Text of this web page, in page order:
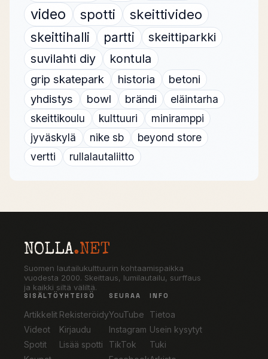
video
spotti skeittivideo
skeittihalli partti
skeittiparkki
suvilahti diy
kontula
grip skatepark historia
betoni
yhdistys
bowl brändi
eläintarha
skeittikoulu
kulttuuri
miniramppi
jyväskylä
nike sb
beyond store
vertti
rullalautaliitto
NOLLA.NET
Suomen lautailukulttuurin kohtaamispaikka
vuodesta 2000. Skeittaus, lumilautailu, surffaus
ja kaikki siltä väliltä.
SISÄLTÖ
Artikkelit
Videot
Spotit
YHTEISÖ
Rekisteröidy
Kirjaudu
Lisää spotti
SEURAA
YouTube
Instagram
TikTok
INFO
Tietoa
Usein kysytyt
Tuki